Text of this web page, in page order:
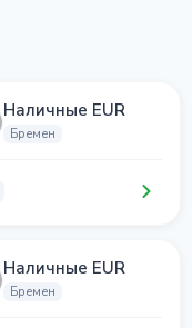
Наличные EUR
Бремен
Наличные EUR
Бремен